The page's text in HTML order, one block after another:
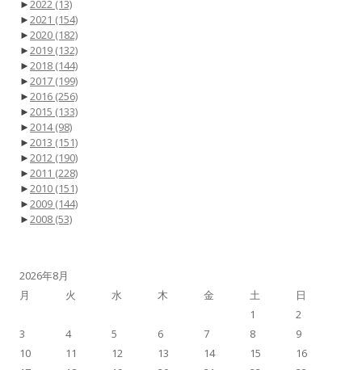
►2022 (13)
►2021 (154)
►2020 (182)
►2019 (132)
►2018 (144)
►2017 (199)
►2016 (256)
►2015 (133)
►2014(98)
►2013 (151)
►2012 (190)
►2011 (228)
►2010 (151)
►2009 (144)
►2008 (53)
2026年8月
月
火 水 木 金 土
日
1
2
3
4 5 6 7 8
9
10
11 12 13 14 15
16